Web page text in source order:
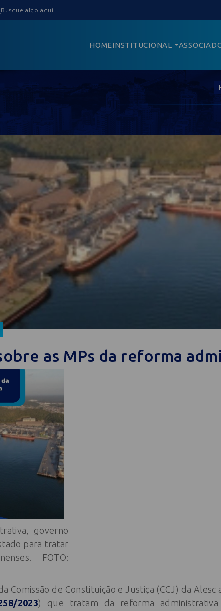
HOMEINSTITUCIONAL
as MPs da reforma
governo
para tratar
FOTO:
Comissão de Constituição e Justiça (CCJ) da
2023) que tratam da reforma